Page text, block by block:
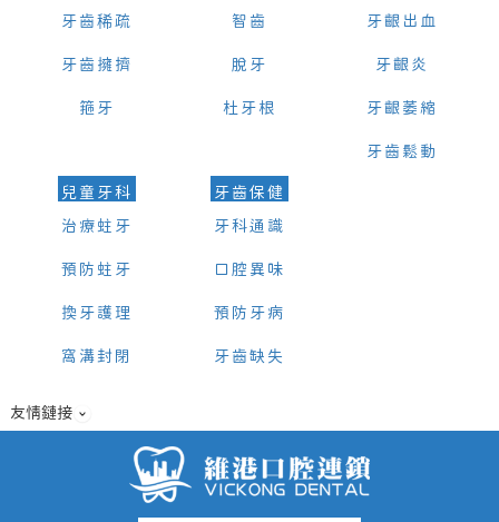
牙齒稀疏
牙齒擁擠
箍牙
智齒
脫牙
杜牙根
牙齦出血
牙齦炎
牙齦萎縮
牙齒鬆動
兒童牙科
治療蛀牙
預防蛀牙
換牙護理
窩溝封閉
牙齒保健
牙科通識
口腔異味
預防牙病
牙齒缺失
友情鏈接